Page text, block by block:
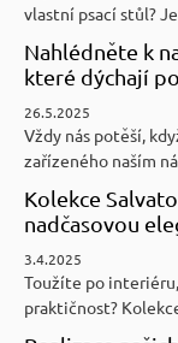
vlastní psací stůl?
Nahlédněte k
které dýchají
26.5.2025
Vždy nás potěší,
zařízeného naším
Kolekce
nadčasovou
3.4.2025
Toužíte po
praktičnost?